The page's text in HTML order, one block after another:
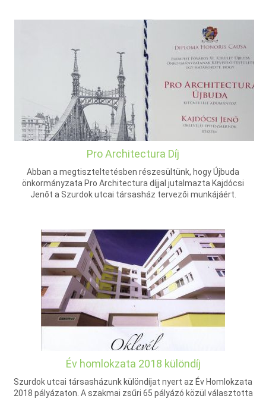
Pro Architectura Díj
Abban a megtiszteltetésben részesültünk, hogy Újbuda
önkormányzata Pro Architectura díjjal jutalmazta Kajdócsi
Jenőt a Szurdok utcai társasház tervezői munkájáért.
Év homlokzata 2018 különdíj
Szurdok utcai társasházunk különdíjat nyert az Év Homlokzata
2018 pályázaton. A szakmai zsűri 65 pályázó közül választotta